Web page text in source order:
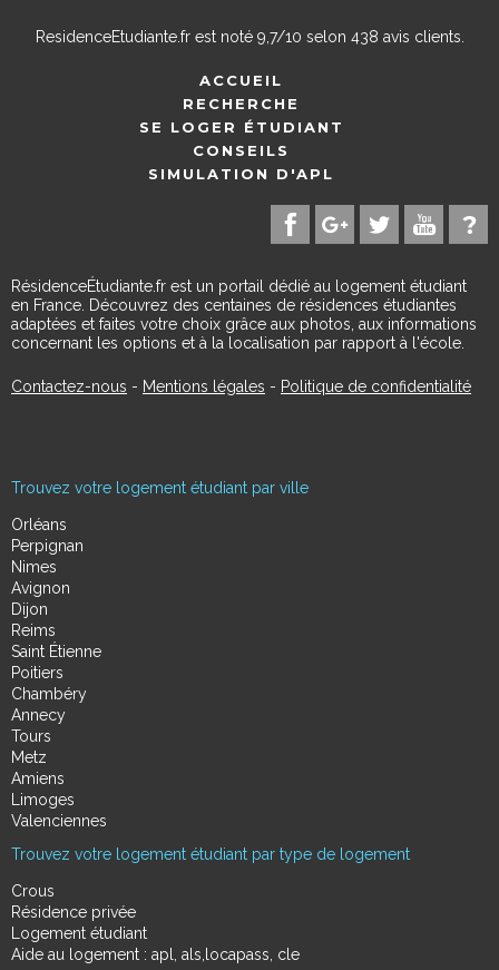
ResidenceEtudiante.frest noté 9,7/10 selon 438 avis clients.
ACCUEIL
RECHERCHE
SE LOGER ÉTUDIANT
CONSEILS
SIMULATION D'APL
RésidenceÉtudiante.fr est un portail dédié au logement étudiant
en France. Découvrez des centaines de résidences étudiantes
adaptées et faites votre choix grâce aux photos, aux informations
concernant les options et à la localisation par rapport à l'école.
Contactez-nous - Mentions légales - Politique de confidentialité
Trouvez votre logement étudiant par ville
Orléans
Perpignan
Nimes
Avignon
Dijon
Reims
Saint Étienne
Poitiers
Chambéry
Annecy
Tours
Metz
Amiens
Limoges
Valenciennes
Trouvez votre logement étudiant par type de logement
Crous
Résidence privée
Logement étudiant
Aide au logement : apl, als,locapass, cle